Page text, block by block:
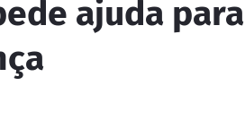
ajuda para